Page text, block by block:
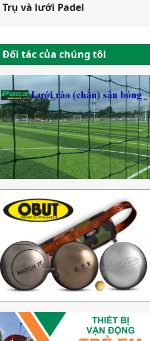
Trụ và lưới Padel
Đối tác của chúng tôi